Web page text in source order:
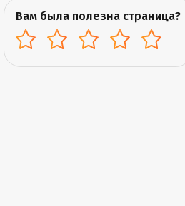
Вам была полезна страница?